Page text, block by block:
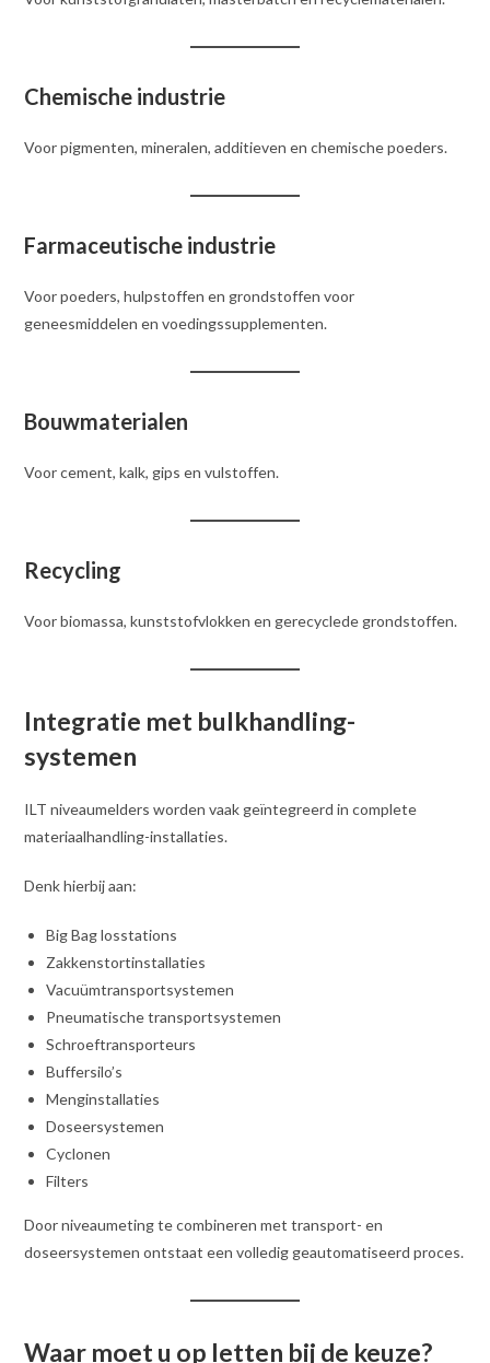
Chemische industrie
Voor pigmenten, mineralen, additieven en chemische poeders.
Farmaceutische industrie
Voor poeders, hulpstoffen en grondstoffen voor
geneesmiddelen en voedingssupplementen.
Bouwmaterialen
Voor cement, kalk, gips en vulstoffen.
Recycling
Voor biomassa, kunststofvlokken en gerecyclede grondstoffen.
Integratie met bulkhandling-
systemen
ILT niveaumelders worden vaak geïntegreerd in complete
materiaalhandling-installaties.
Denk hierbij aan:
Big Bag losstations
Zakkenstortinstallaties
Vacuümtransportsystemen
Pneumatische transportsystemen
Schroeftransporteurs
Buffersilo’s
Menginstallaties
Doseersystemen
Cyclonen
Filters
Door niveaumeting te combineren met transport- en
doseersystemen ontstaat een volledig geautomatiseerd proces.
Waar moet u op letten bij de keuze?